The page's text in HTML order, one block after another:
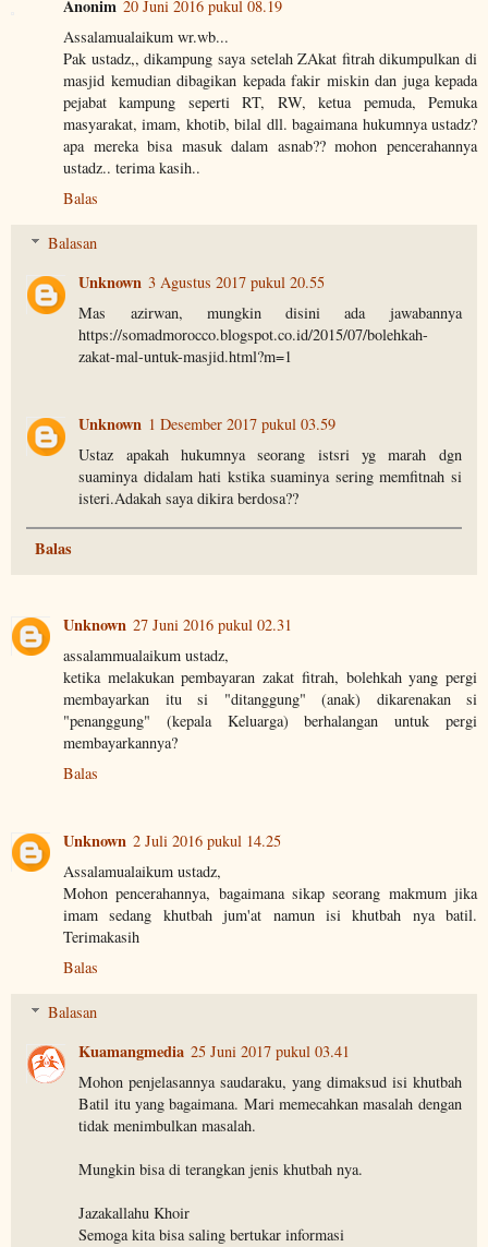
Anonim 20 Juni 2016 pukul 08.19
Assalamualaikum wr.wb...
Pak ustadz,, dikampung saya setelah ZAkat fitrah dikumpulkan di
masjid kemudian dibagikan kepada fakir miskin dan juga kepada
pejabat kampung seperti RT, RW, ketua pemuda, Pemuka
masyarakat, imam, khotib, bilal dll. bagaimana hukumnya ustadz?
apa mereka bisa masuk dalam asnab?? mohon pencerahannya
ustadz.. terima kasih..
Balas
Balasan
Unknown 3 Agustus 2017 pukul 20.55
Mas azirwan, mungkin disini ada jawabannya
https://somadmorocco.blogspot.co.id/2015/07/bolehkah-
zakat-mal-untuk-masjid.html?m=1
Unknown 1 Desember 2017 pukul 03.59
Ustaz apakah hukumnya seorang istsri yg marah dgn
suaminya didalam hati kstika suaminya sering memfitnah si
isteri.Adakah saya dikira berdosa??
Balas
Unknown 27 Juni 2016 pukul 02.31
assalammualaikum ustadz,
ketika melakukan pembayaran zakat fitrah, bolehkah yang pergi
membayarkan itu si "ditanggung" (anak) dikarenakan si
"penanggung" (kepala Keluarga) berhalangan untuk pergi
membayarkannya?
Balas
Unknown 2 Juli 2016 pukul 14.25
Assalamualaikum ustadz,
Mohon pencerahannya, bagaimana sikap seorang makmum jika
imam sedang khutbah jum'at namun isi khutbah nya batil.
Terimakasih
Balas
Balasan
Kuamangmedia 25 Juni 2017 pukul 03.41
Mohon penjelasannya saudaraku, yang dimaksud isi khutbah
Batil itu yang bagaimana. Mari memecahkan masalah dengan
tidak menimbulkan masalah.
Mungkin bisa di terangkan jenis khutbah nya.
Jazakallahu Khoir
Semoga kita bisa saling bertukar informasi